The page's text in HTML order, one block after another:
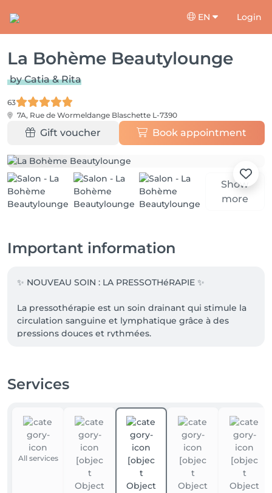
EN Login
La Bohème Beautylounge
by Catia & Rita
63
7A, Rue de Wormeldange Blaschette L-7390
Gift voucher Book appointment
Show
more
Important information
✨ NOUVEAU SOIN : LA PRESSOTHéRAPIE ✨
La pressothérapie est un soin drainant qui stimule la
circulation sanguine et lymphatique grâce à des
pressions douces et rythmées.
• la rétention d’eau
• affiner la silhouette et se détendre
🌸 Notre nouveau service comprend :
✔️ 30 minutes de pressothérapie localisé sur les
jambes
✔️ suivies d’un massage manuel personnalisé
Services
All services